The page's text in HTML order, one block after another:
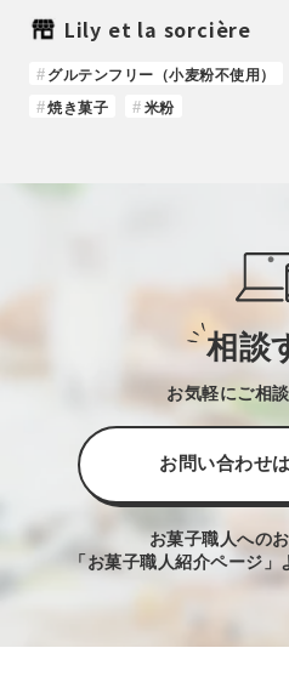
Lily et la sorcière
グルテンフリー（小麦粉不使用）
焼き菓子
米粉
相談
お気軽にご相
お問い合わせ
お菓子職人への
「お菓子職人紹介ページ」